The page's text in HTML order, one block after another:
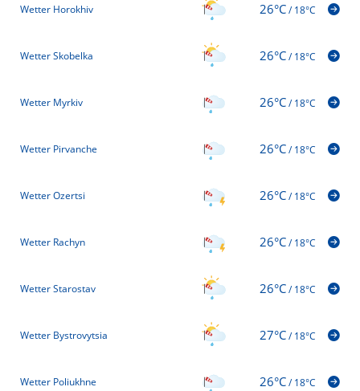
Wetter Horokhiv 26°C/18°C
Wetter Skobelka 26°C/18°C
Wetter Myrkiv 26°C/18°C
Wetter Pirvanche 26°C/18°C
Wetter Ozertsi 26°C/18°C
Wetter Rachyn 26°C/18°C
Wetter Starostav 26°C/18°C
Wetter Bystrovytsia 27°C/18°C
Wetter Poliukhne 26°C/18°C